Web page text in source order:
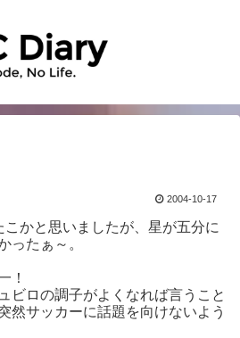
2004-10-17
かと思いましたが、星が五分に
ったぁ～。
！
ビロの調子がよくなれば言うこと
然サッカーに話題を向けないよう